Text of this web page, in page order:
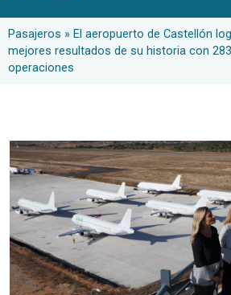
Pasajeros » El aeropuerto de Castellón
mejores resultados de su historia con
operaciones